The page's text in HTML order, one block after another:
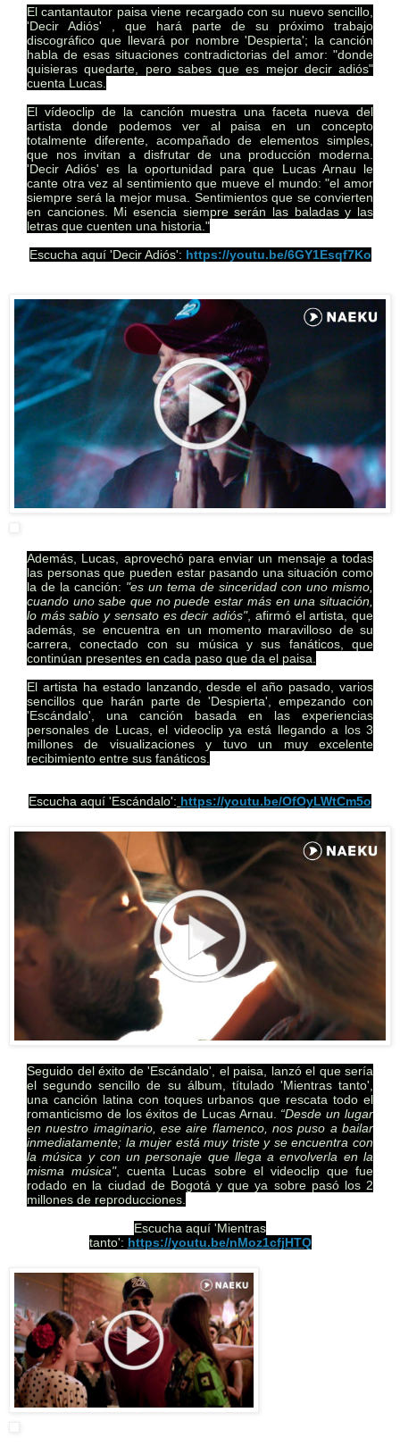
El cantantautor paisa viene recargado con su nuevo sencillo,
'Decir Adiós' , que hará parte de su próximo trabajo
discográfico que llevará por nombre 'Despierta'; la canción
habla de esas situaciones contradictorias del amor: "donde
quisieras quedarte, pero sabes que es mejor decir adiós"
cuenta Lucas.
El vídeoclip de la canción muestra una faceta nueva del
artista donde podemos ver al paisa en un concepto
totalmente diferente, acompañado de elementos simples,
que nos invitan a disfrutar de una producción moderna.
'Decir Adiós' es la oportunidad para que Lucas Arnau le
cante otra vez al sentimiento que mueve el mundo: "el amor
siempre será la mejor musa. Sentimientos que se convierten
en canciones. Mi esencia siempre serán las baladas y las
letras que cuenten una historia."
Escucha aquí 'Decir Adiós': https://youtu.be/6GY1Esqf7Ko
Además, Lucas, aprovechó para enviar un mensaje a todas
las personas que pueden estar pasando una situación como
la de la canción: "es un tema de sinceridad con uno mismo,
cuando uno sabe que no puede estar más en una situación,
lo más sabio y sensato es decir adiós", afirmó el artista, que
además, se encuentra en un momento maravilloso de su
carrera, conectado con su música y sus fanáticos, que
continúan presentes en cada paso que da el paisa.
El artista ha estado lanzando, desde el año pasado, varios
sencillos que harán parte de 'Despierta', empezando con
'Escándalo', una canción basada en las experiencias
personales de Lucas, el videoclip ya está llegando a los 3
millones de visualizaciones y tuvo un muy excelente
recibimiento entre sus fanáticos.
Escucha aquí 'Escándalo': https://youtu.be/OfOyLWtCm5o
Seguido del éxito de 'Escándalo', el paisa, lanzó el que sería
el segundo sencillo de su álbum, títulado 'Mientras tanto',
una canción latina con toques urbanos que rescata todo el
romanticismo de los éxitos de Lucas Arnau. “Desde un lugar
en nuestro imaginario, ese aire flamenco, nos puso a bailar
inmediatamente; la mujer está muy triste y se encuentra con
la música y con un personaje que llega a envolverla en la
misma música", cuenta Lucas sobre el videoclip que fue
rodado en la ciudad de Bogotá y que ya sobre pasó los 2
millones de reproducciones.
Escucha aquí 'Mientras
tanto': https://youtu.be/nMoz1cfjHTQ